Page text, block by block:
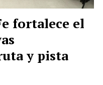
fortalece el
y pista